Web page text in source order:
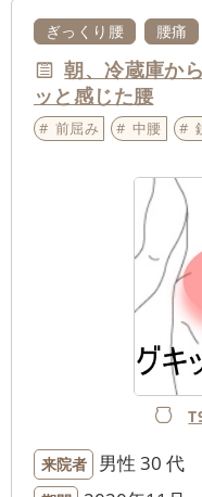
ぎっくり腰 腰痛
朝、冷蔵庫か
ッと感じた腰
前屈み 中腰
来院者 男性 30 代